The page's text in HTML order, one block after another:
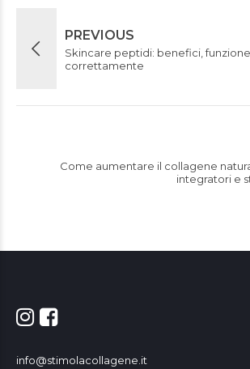
PREVIOUS
Skincare peptidi: benefici,
correttamente
Come aumentare il collagene
integratori e
info@stimolacollagene.it